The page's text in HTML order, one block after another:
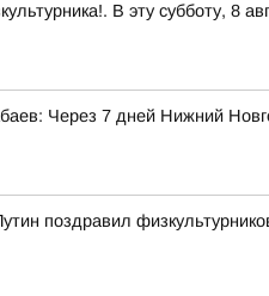
В эту субботу, 8
Через 7 дней Нижний
поздравил